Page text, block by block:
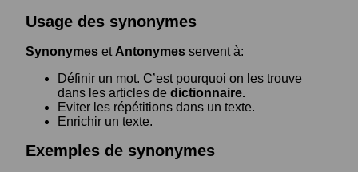
Usage des synonymes
Synonymes et Antonymes servent à:
Définir un mot. C’est pourquoi on les trouve
dans les articles de dictionnaire.
Eviter les répétitions dans un texte.
Enrichir un texte.
Exemples de synonymes